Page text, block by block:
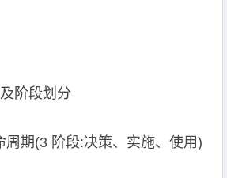
阶段划分
期(3 阶段:决策、实施、使用)